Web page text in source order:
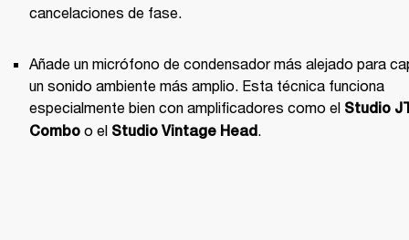
cancelaciones de fase.
Añade un micrófono de condensador más alejado para
un sonido ambiente más amplio. Esta técnica funciona
especialmente bien con amplificadores como el Studio
Combo o el Studio Vintage Head